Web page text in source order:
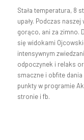
Stała temperatura, 8
upały. Podczas
gorąco, ani za zimno.
się widokami
intensywnym
odpoczynek i relaks
smaczne i obfite
punkty w programie
stronie i fb.